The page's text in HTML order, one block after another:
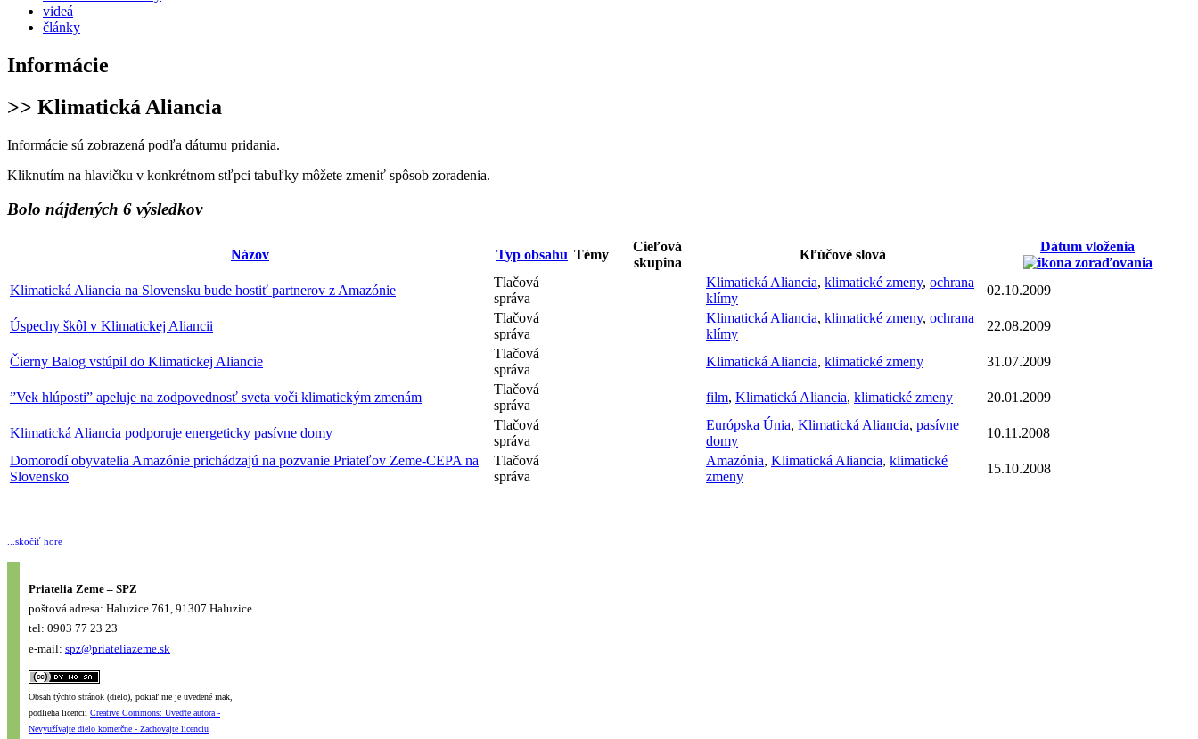
videá
články
Informácie
>> Klimatická Aliancia
Informácie sú zobrazená podľa dátumu pridania.
Kliknutím na hlavičku v konkrétnom stľpci tabuľky môžete zmeniť spôsob zoradenia.
Bolo nájdených 6 výsledkov
Názov Typ obsahu Témy
Cieľová
skupina
Kľúčové slová
Dátum vloženia
Klimatická Aliancia na Slovensku bude hostiť partnerov z Amazónie
Tlačová
správa
Klimatická Aliancia, klimatické zmeny, ochrana
klímy
02.10.2009
Úspechy škôl v Klimatickej Aliancii
Tlačová
správa
Klimatická Aliancia, klimatické zmeny, ochrana
klímy
22.08.2009
Čierny Balog vstúpil do Klimatickej Aliancie
Tlačová
správa
Klimatická Aliancia, klimatické zmeny 31.07.2009
”Vek hlúposti” apeluje na zodpovednosť sveta voči klimatickým zmenám
Tlačová
správa
film, Klimatická Aliancia, klimatické zmeny 20.01.2009
Klimatická Aliancia podporuje energeticky pasívne domy
Tlačová
správa
Európska Únia, Klimatická Aliancia, pasívne
domy
10.11.2008
Domorodí obyvatelia Amazónie prichádzajú na pozvanie Priateľov Zeme-CEPA na
Slovensko
Tlačová
správa
Amazónia, Klimatická Aliancia, klimatické
zmeny
15.10.2008
...skočiť hore
Priatelia Zeme – SPZ
poštová adresa: Haluzice 761, 91307 Haluzice
tel: 0903 77 23 23
e-mail: spz@priateliazeme.sk
Obsah týchto stránok (dielo), pokiaľ nie je uvedené inak,
podlieha licencii Creative Commons: Uveďte autora -
Nevyužívajte dielo komerčne - Zachovajte licenciu